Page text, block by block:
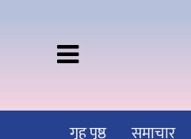
गृह पृष्ठ समाचार